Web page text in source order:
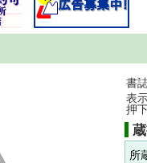
書
表
押
所